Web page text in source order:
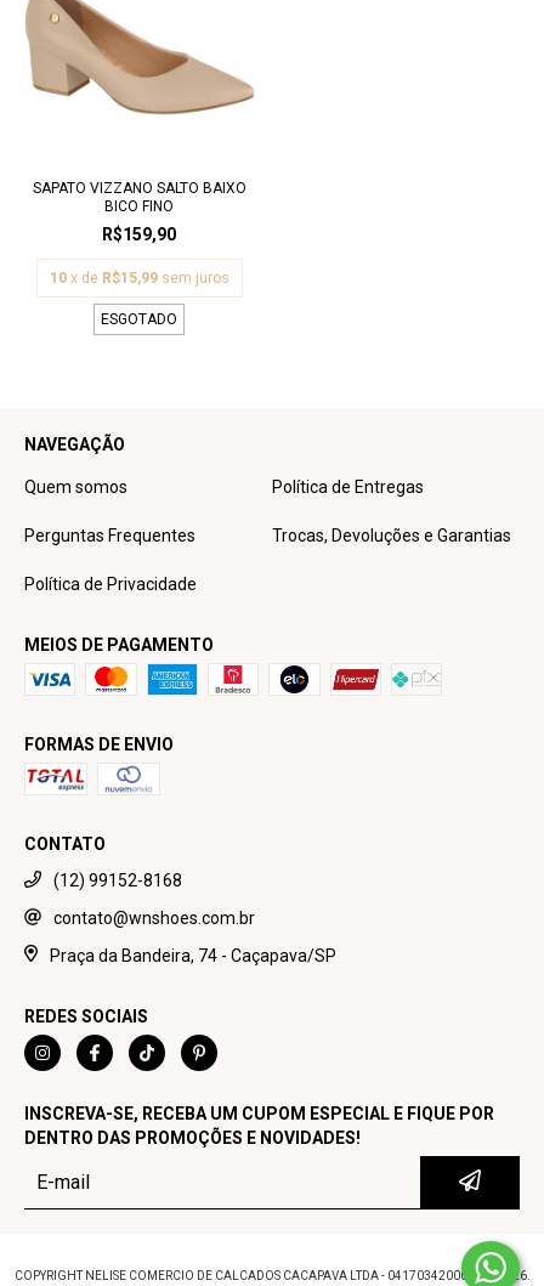
SAPATO VIZZANO SALTO BAIXO
BICO FINO
R$159,90
10 x de R$15,99 sem juros
ESGOTADO
NAVEGAÇÃO
Quem somos Política de Entregas
Perguntas Frequentes Trocas, Devoluções e Garantias
Política de Privacidade
MEIOS DE PAGAMENTO
FORMAS DE ENVIO
CONTATO
(12) 99152-8168
contato@wnshoes.com.br
Praça da Bandeira, 74 - Caçapava/SP
REDES SOCIAIS
INSCREVA-SE, RECEBA UM CUPOM ESPECIAL E FIQUE POR
DENTRO DAS PROMOÇÕES E NOVIDADES!
COPYRIGHT NELISE COMERCIO DE CALCADOS CACAPAVA LTDA - 04170342000100 - 2026.